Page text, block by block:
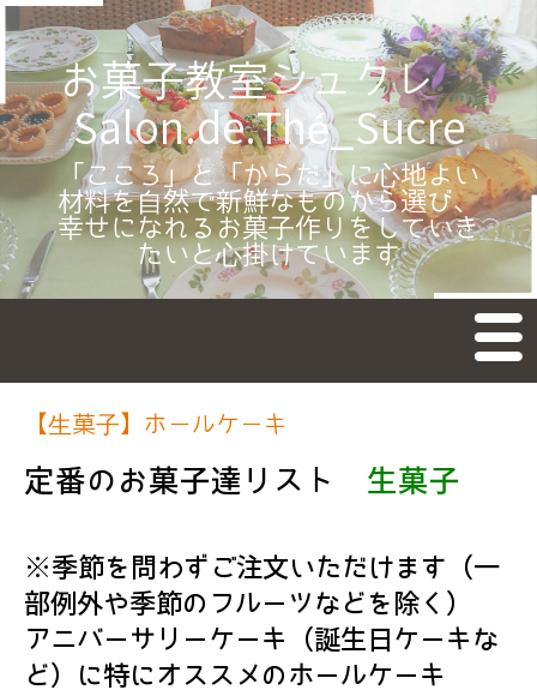
お菓子教室シュクレ
Salon.de.Thé_Sucre
「こころ」と「からだ」に心地よい
材料を自然で新鮮なものから選び、
幸せになれるお菓子作りをしていき
たいと心掛けています
M
en
お菓子のレッスン
体験レッスン
基礎クラス
応用クラス①②
【生菓子】ホールケーキ
定番のお菓子達リスト 生菓子
※季節を問わずご注文いただけます（一
部例外や季節のフルーツなどを除く）
アニバーサリーケーキ（誕生日ケーキな
ど）に特にオススメのホールケーキ